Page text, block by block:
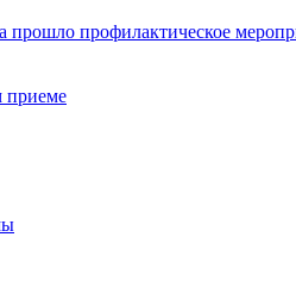
профилактическое
приеме